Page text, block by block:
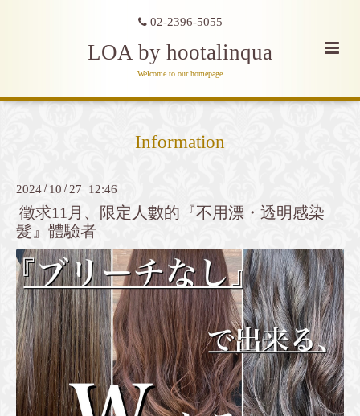
02-2396-5055
LOA by hootalinqua
Welcome to our homepage
Information
2024 / 10 / 27 12:46
徵求11月、限定人數的『不用漂・透明感染
髮』體驗者